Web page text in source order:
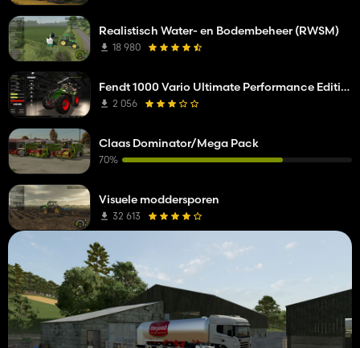
Realistisch Water- en Bodembeheer (RWSM)
18 980
Fendt 1000 Vario Ultimate Performance Edition
2 056
Claas Dominator/Mega Pack
70%
Visuele moddersporen
32 613